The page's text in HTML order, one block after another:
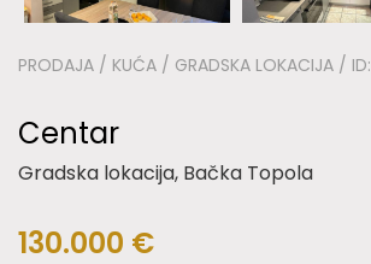
PRODAJA / KUĆA / GRADSKA LOKACIJA / ID:
Centar
Gradska lokacija, Bačka Topola
130.000 €